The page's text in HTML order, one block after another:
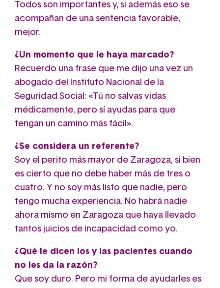
Todos son importantes y, si además eso se
acompañan de una sentencia favorable,
mejor.
¿Un momento que le haya marcado?
Recuerdo una frase que me dijo una vez un
abogado del Instituto Nacional de la
Seguridad Social: «Tú no salvas vidas
médicamente, pero sí ayudas para que
tengan un camino más fácil».
¿Se considera un referente?
Soy el perito más mayor de Zaragoza, si bien
es cierto que no debe haber más de tres o
cuatro. Y no soy más listo que nadie, pero
tengo mucha experiencia. No habrá nadie
ahora mismo en Zaragoza que haya llevado
tantos juicios de incapacidad como yo.
¿Qué le dicen los y las pacientes cuando
no les da la razón?
Que soy duro. Pero mi forma de ayudarles es